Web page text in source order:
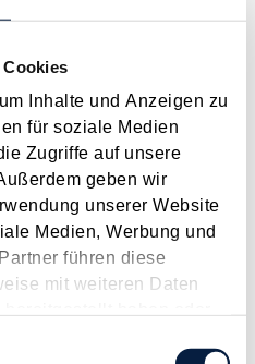
Cookies
Inhalte und Anzeigen zu
für soziale Medien
Zugriffe auf unsere
geben wir
unserer Website
Medien, Werbung und
führen diese
mit weiteren Daten
optimieren oder
stellen wir einige Beispiele vor.
die folgenden...
verschoben
diesmal gibt es jedoch